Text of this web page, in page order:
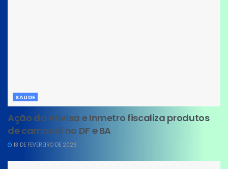
SAUDE
Ação da Anvisa e Inmetro fiscaliza produtos
de carnaval no DF e BA
13 DE FEVEREIRO DE 2026